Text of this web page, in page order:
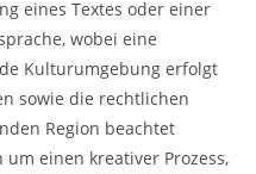
eines Textes oder einer
wobei eine
Kulturumgebung erfolgt
sowie die rechtlichen
Region beachtet
einen kreativer Prozess,